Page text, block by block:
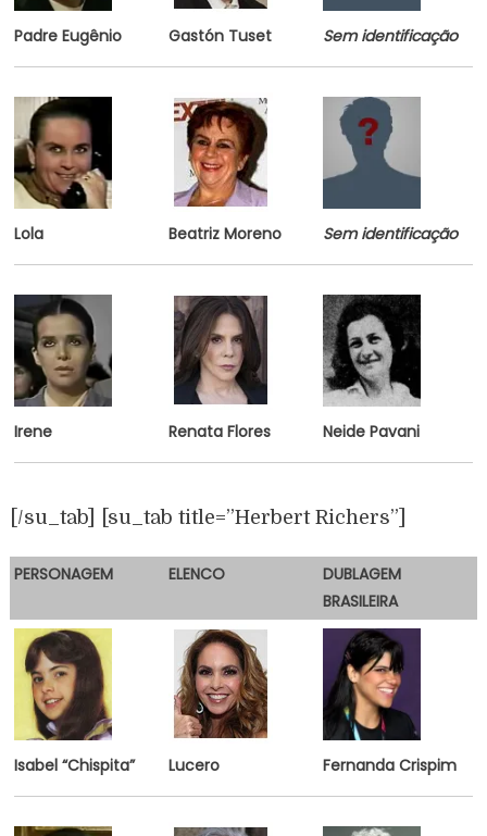
Padre Eugênio Gastón Tuset Sem identificação
Lola Beatriz Moreno Sem identificação
Irene Renata Flores Neide Pavani
[/su_tab] [su_tab title=”Herbert Richers”]
PERSONAGEM ELENCO
DUBLAGEM
BRASILEIRA
Isabel “Chispita” Lucero Fernanda Crispim